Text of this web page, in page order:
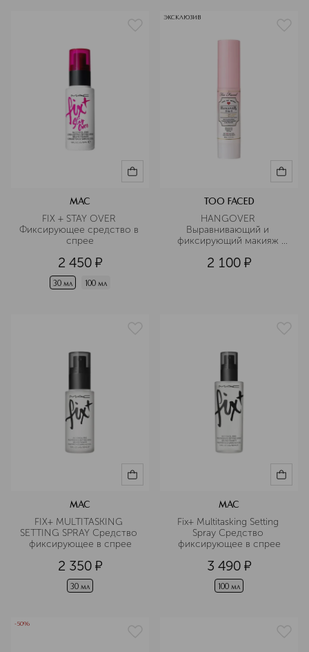
MAC
FIX + STAY OVER
Фиксирующее средство в
спрее
2 450 ¤
30 мл 100 мл
ЭКСКЛЮЗИВ
TOO FACED
HANGOVER
Выравнивающий и
фиксирующий макияж
дорожном формате
2 100 ¤
MAC
FIX+ MULTITASKING
SETTING SPRAY Средство
фиксирующее в спрее
2 350 ¤
30 мл
MAC
Fix+ Multitasking Setting
Spray Средство
фиксирующее в спрее
3 490 ¤
100 мл
-50%